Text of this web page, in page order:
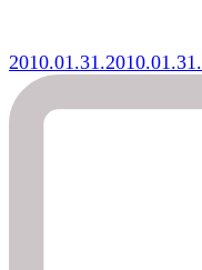
2010.01.31.2010.01.31.